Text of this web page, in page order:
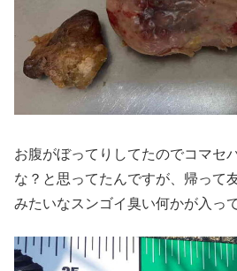
お腹がぼってりしてたのでコマセ
な？と思ってたんですが、帰って
みたいなスンゴイ臭い何かが入っ